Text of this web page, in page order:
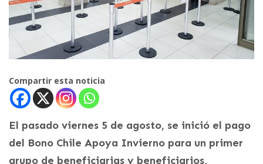
Compartir esta noticia
El pasado viernes 5 de agosto, se inició el pago
del Bono Chile Apoya Invierno para un primer
grupo de beneficiarias y beneficiarios,